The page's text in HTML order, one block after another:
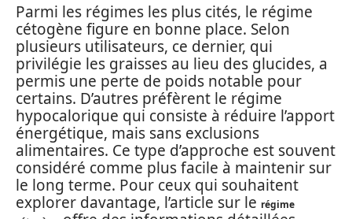
Parmi les régimes les plus cités, le régime
cétogène figure en bonne place. Selon
plusieurs utilisateurs, ce dernier, qui
privilégie les graisses au lieu des glucides, a
permis une perte de poids notable pour
certains. D’autres préfèrent le régime
hypocalorique qui consiste à réduire l’apport
énergétique, mais sans exclusions
alimentaires. Ce type d’approche est souvent
considéré comme plus facile à maintenir sur
le long terme. Pour ceux qui souhaitent
explorer davantage, l’article sur le régime